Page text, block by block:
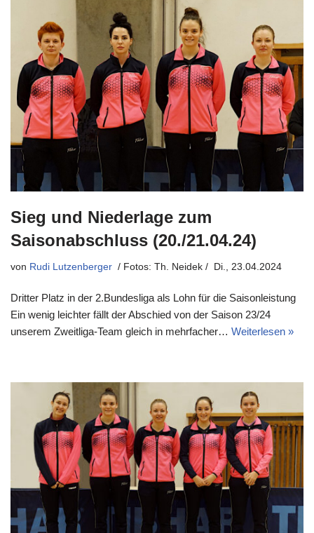
Sieg und Niederlage zum
Saisonabschluss (20./21.04.24)
von Rudi Lutzenberger Di., 23.04.2024
Dritter Platz in der 2.Bundesliga als Lohn für die Saisonleistung
Ein wenig leichter fällt der Abschied von der Saison 23/24
unserem Zweitliga-Team gleich in mehrfacher… Weiterlesen »